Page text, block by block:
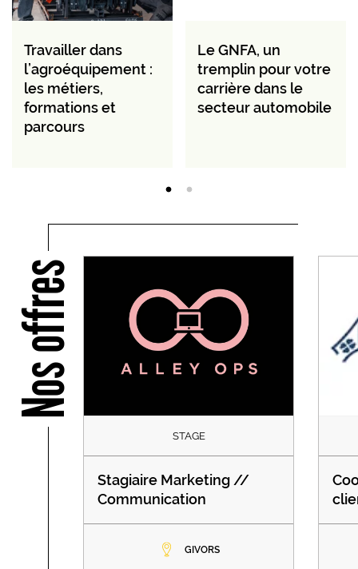
Travailler dans
l’agroéquipement :
les métiers,
formations et
parcours
Le GNFA, un
tremplin pour votre
carrière dans le
secteur automobile
Nos offres
STAGE
Stagiaire Marketing //
Communication
GIVORS